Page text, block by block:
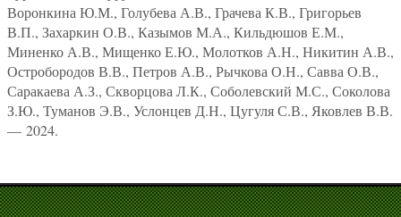
Воронкина Ю.М., Голубева А.В., Грачева К.В., Григорьев
В.П., Захаркин О.В., Казымов М.А., Кильдюшов Е.М.,
Миненко А.В., Мищенко Е.Ю., Молотков А.Н., Никитин А.В.,
Остробородов В.В., Петров А.В., Рычкова О.Н., Савва О.В.,
Саракаева А.З., Скворцова Л.К., Соболевский М.С., Соколова
З.Ю., Туманов Э.В., Услонцев Д.Н., Цугуля С.В., Яковлев В.В.
— 2024.